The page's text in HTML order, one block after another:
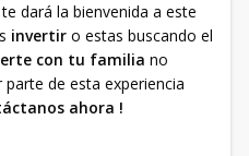
dará la bienvenida a este
invertir o estas buscando el
con tu familia no
de esta experiencia
ahora !